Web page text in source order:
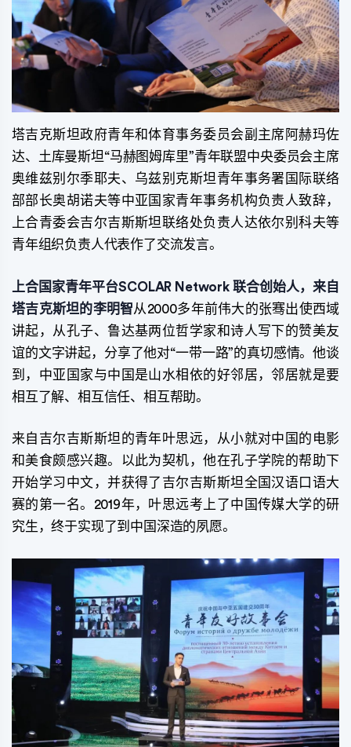
塔吉克斯坦政府青年和体育事务委员会副主席阿赫玛佐
达、土库曼斯坦“马赫图姆库里”青年联盟中央委员会主席
奥维兹别尔季耶夫、乌兹别克斯坦青年事务署国际联络
部部长奥胡诺夫等中亚国家青年事务机构负责人致辞，
上合青委会吉尔吉斯斯坦联络处负责人达依尔别科夫等
青年组织负责人代表作了交流发言。
上合国家青年平台SCOLAR Network 联合创始人，来自
塔吉克斯坦的李明智从2000多年前伟大的张骞出使西域
讲起，从孔子、鲁达基两位哲学家和诗人写下的赞美友
谊的文字讲起，分享了他对“一带一路”的真切感情。他谈
到，中亚国家与中国是山水相依的好邻居，邻居就是要
相互了解、相互信任、相互帮助。
来自吉尔吉斯斯坦的青年叶思远，从小就对中国的电影
和美食颇感兴趣。以此为契机，他在孔子学院的帮助下
开始学习中文，并获得了吉尔吉斯斯坦全国汉语口语大
赛的第一名。2019年，叶思远考上了中国传媒大学的研
究生，终于实现了到中国深造的夙愿。